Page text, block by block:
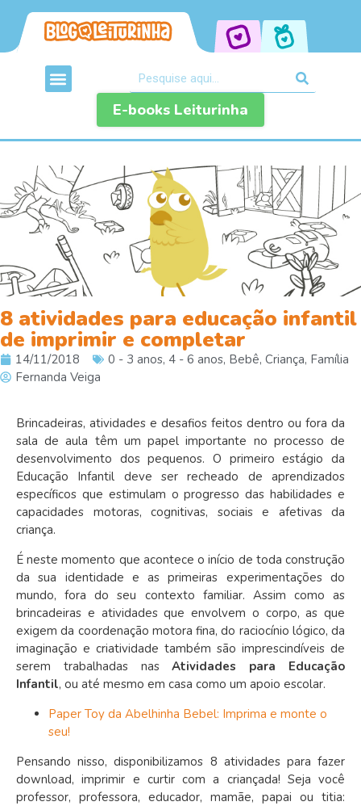
E-books Leiturinha
8 atividades para educação infantil
de imprimir e completar
14/11/2018 0 - 3 anos, 4 - 6 anos, Bebê, Criança, Família
Fernanda Veiga
Brincadeiras, atividades e desafios feitos dentro ou fora da
sala de aula têm um papel importante no processo de
desenvolvimento dos pequenos. O primeiro estágio da
Educação Infantil deve ser recheado de aprendizados
específicos que estimulam o progresso das habilidades e
capacidades motoras, cognitivas, sociais e afetivas da
criança.
É neste momento que acontece o início de toda construção
da sua identidade e as primeiras experimentações do
mundo, fora do seu contexto familiar. Assim como as
brincadeiras e atividades que envolvem o corpo, as que
exigem da coordenação motora fina, do raciocínio lógico, da
imaginação e criatividade também são imprescindíveis de
serem trabalhadas nasAtividades para Educação
Infantil, ou até mesmo em casa como um apoio escolar.
Paper Toy da Abelhinha Bebel: Imprima e monte o
seu!
Pensando nisso, disponibilizamos 8 atividades para fazer
download, imprimir e curtir com a criançada! Seja você
professor, professora, educador, mamãe, papai ou titia: